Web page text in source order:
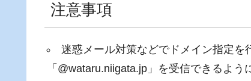
注意事項
迷惑メール対策などでドメイン指定を
「@wataru.niigata.jp」を受信できるよう